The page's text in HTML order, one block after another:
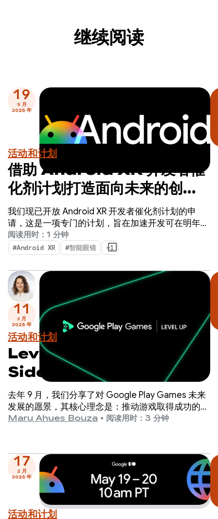
继续阅读
19
5 月
2026 年
活动和计划
借助 Android XR 开发者催
化剂计划打造面向未来的创新
技术 - 立即申请！
我们现已开放 Android XR 开发者催化剂计划的申
请，这是一项专门的计划，旨在加速开发可在明年内
发布的 Android XR 应用。
阅读用时：1 分钟
#Android XR #智能眼镜 +1
11
3 月
2026 年
活动和计划
Level Up：测试
Sidekick，为即将到来的计
划里程碑做好准备
去年 9 月，我们分享了对 Google Play Games 未来
发展的愿景，其核心理念是：推动游戏取得成功的最
佳方式是提供世界一流的玩家体验。
Maru Ahues Bouza • 阅读用时：3 分钟
17
2 月
2026 年
活动和计划